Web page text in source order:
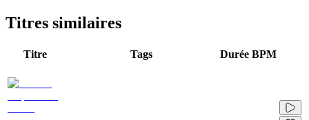
Titres similaires
Titre Tags Durée BPM